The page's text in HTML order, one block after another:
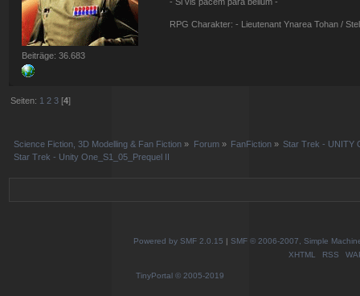
Beiträge: 36.683
- Si vis pacem para bellum -
RPG Charakter: - Lieutenant Ynarea Tohan /
Seiten: 1 2 3 [4]
Science Fiction, 3D Modelling & Fan Fiction » Forum» FanFiction » Star Trek - UNITY
Star Trek - Unity One_S1_05_Prequel II
Powered by SMF 2.0.15 | SMF © 2006-2007, Simple
XHTML
RSS
TinyPortal © 2005-2019